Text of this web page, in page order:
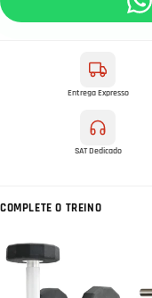
Entrega Expresso
SAT Dedicado
COMPLETE O TREINO